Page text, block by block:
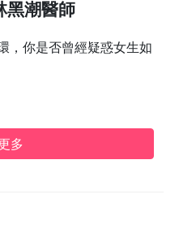
黑潮醫師
，你是否曾經疑惑女生如
多